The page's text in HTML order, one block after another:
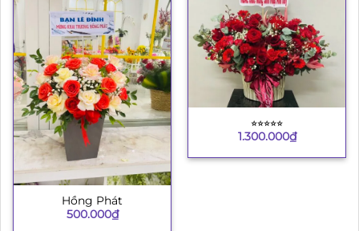
Hồng Phát
500.000₫
⭐︎⭐︎⭐︎⭐︎⭐︎
1.300.000₫